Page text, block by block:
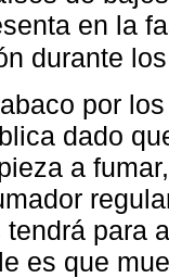
en la
durante
por
dado
a
para
es que